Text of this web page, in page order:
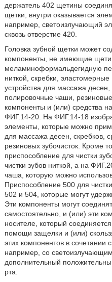
держатель 402 щетины
щетки, внутри оказывается
например, светоизлучающий
сквозь отверстие 420.
Головка зубной щетки может
компоненты, не имеющие
меламиноформальдегидную
ниткой, скребки, эластомерные
устройства для массажа
полировочные чаши,
компоненты и (или) средства
ФИГ.14-20. На ФИГ.14-18
элементы, которые можно
для массажа десен, скребков,
резиновых зубочисток. Кроме
приспособление для чистки
чистки зубов ниткой, а на
чаша, которую можно
Приспособление 500 для
502 и 504, которые могут
Эти компоненты могут
самостоятельно, и (или) эти
носителе, который
помощи защелки и (или)
этих компонентов в сочетании
например, со
дополнительный
рта.